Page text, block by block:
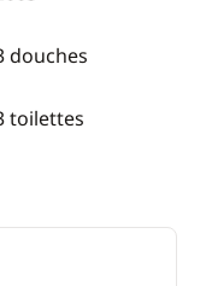
douches
toilettes